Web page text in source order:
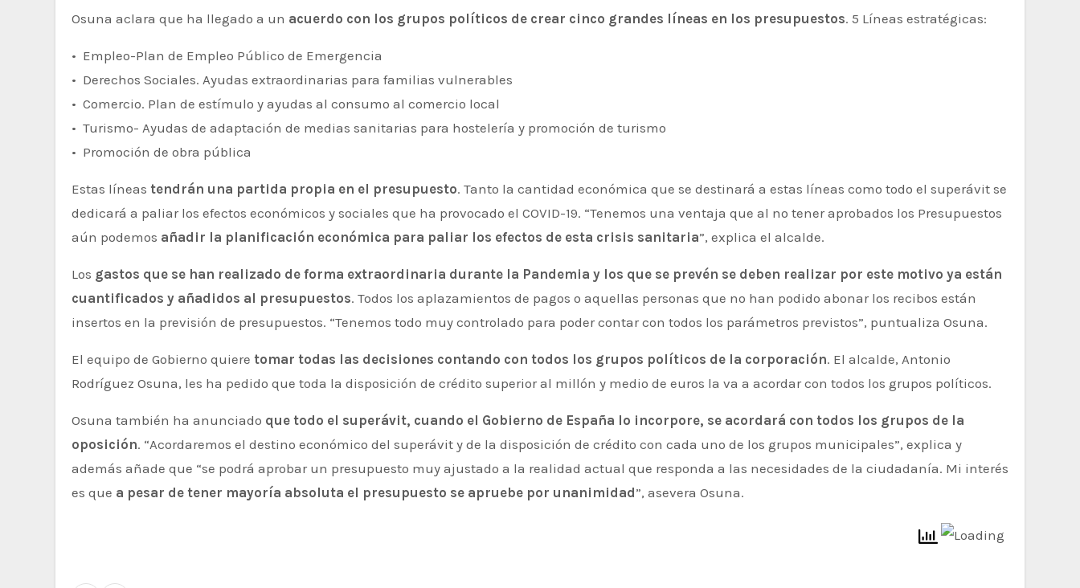
Osuna aclara que ha llegado a un acuerdo con los grupos políticos de crear cinco grandes líneas en los presupuestos. 5 Líneas estratégicas:
• Empleo-Plan de Empleo Público de Emergencia
• Derechos Sociales. Ayudas extraordinarias para familias vulnerables
• Comercio. Plan de estímulo y ayudas al consumo al comercio local
• Turismo- Ayudas de adaptación de medias sanitarias para hostelería y promoción de turismo
• Promoción de obra pública
Estas líneas tendrán una partida propia en el presupuesto. Tanto la cantidad económica que se destinará a estas líneas como todo el superávit se
dedicará a paliar los efectos económicos y sociales que ha provocado el COVID-19. “Tenemos una ventaja que al no tener aprobados los Presupuestos
aún podemos añadir la planificación económica para paliar los efectos de esta crisis sanitaria”, explica el alcalde.
Los gastos que se han realizado de forma extraordinaria durante la Pandemia y los que se prevén se deben realizar por este motivo ya están
cuantificados y añadidos al presupuestos. Todos los aplazamientos de pagos o aquellas personas que no han podido abonar los recibos están
insertos en la previsión de presupuestos. “Tenemos todo muy controlado para poder contar con todos los parámetros previstos”, puntualiza Osuna.
El equipo de Gobierno quiere tomar todas las decisiones contando con todos los grupos políticos de la corporación. El alcalde, Antonio
Rodríguez Osuna, les ha pedido que toda la disposición de crédito superior al millón y medio de euros la va a acordar con todos los grupos políticos.
Osuna también ha anunciado que todo el superávit, cuando el Gobierno de España lo incorpore, se acordará con todos los grupos de la
oposición. “Acordaremos el destino económico del superávit y de la disposición de crédito con cada uno de los grupos municipales”, explica y
además añade que “se podrá aprobar un presupuesto muy ajustado a la realidad actual que responda a las necesidades de la ciudadanía. Mi interés
es que a pesar de tener mayoría absoluta el presupuesto se apruebe por unanimidad”, asevera Osuna.